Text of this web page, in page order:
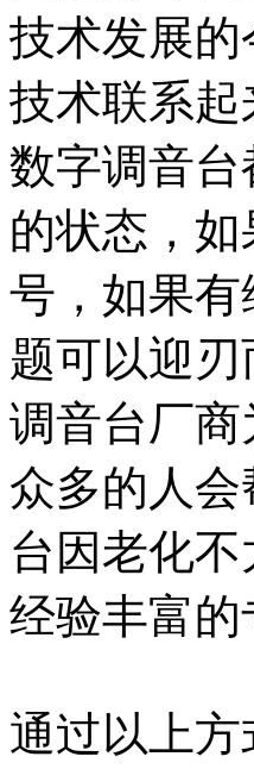
技术发展
技术联系
数字调音
的状态，
号，如果
题可以迎
调音台厂
众多的人
台因老化
经验丰富
通过以上